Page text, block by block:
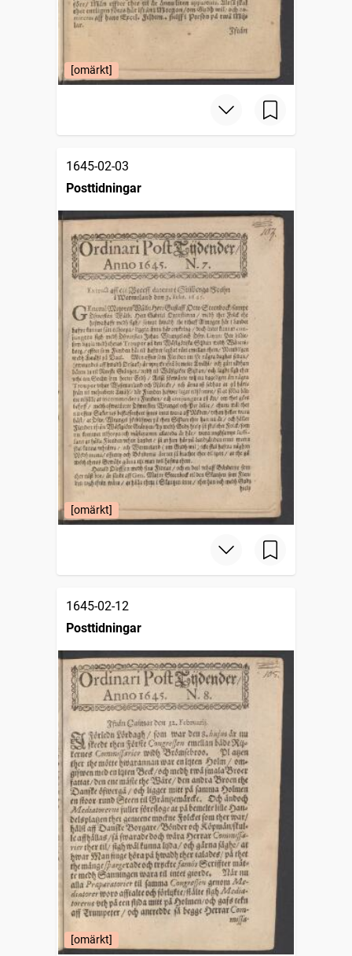
[omärkt]
1645-02-03
Posttidningar
[omärkt]
1645-02-12
Posttidningar
[omärkt]